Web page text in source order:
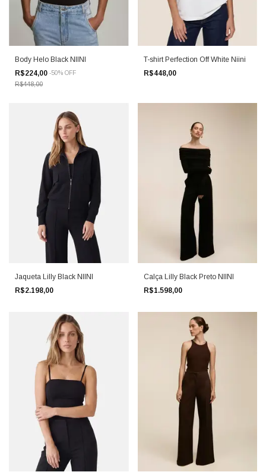
Body Helo Black NIINI
R$224,00 -50% OFF
R$448,00
T-shirt Perfection Off White Niini
R$448,00
Jaqueta Lilly Black NIINI
R$2.198,00
Calça Lilly Black Preto NIINI
R$1.598,00